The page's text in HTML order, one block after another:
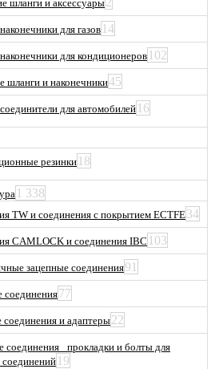
шланги и аксессуары
для газов 14
для кондиционеров 102
шланги и наконечники45
для автомобилей 16
резинки 18
1 338
TW и соединения с покрытием ECTFE34
CAMLOCK и соединения IBC 103
зацепные соединения91
77
соединения и адаптеры22
соединения_ прокладки и болты для
19